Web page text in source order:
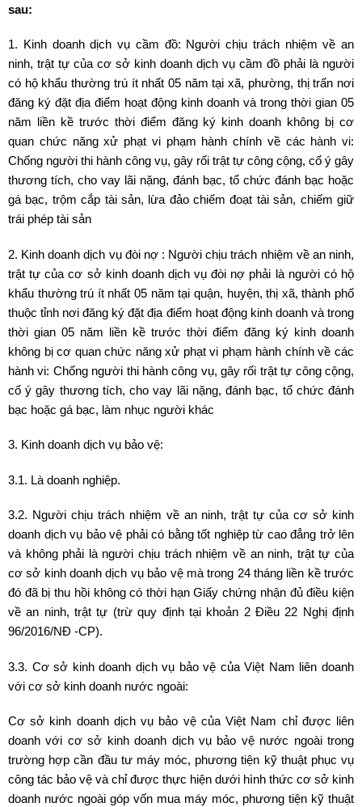
sau:
1. Kinh doanh dịch vụ cầm đồ: Người chịu trách nhiệm về an
ninh, trật tự của cơ sở kinh doanh dịch vụ cầm đồ phải là người
có hộ khẩu thường trú ít nhất 05 năm tại xã, phường, thị trấn nơi
đăng ký đặt địa điểm hoạt động kinh doanh và trong thời gian 05
năm liền kề trước thời điểm đăng ký kinh doanh không bị cơ
quan chức năng xử phạt vi phạm hành chính về các hành vi:
Chống người thi hành công vụ, gây rối trật tự công cộng, cố ý gây
thương tích, cho vay lãi nặng, đánh bạc, tổ chức đánh bạc hoặc
gá bạc, trộm cắp tài sản, lừa đảo chiếm đoạt tài sản, chiếm giữ
trái phép tài sản
2. Kinh doanh dịch vụ đòi nợ : Người chịu trách nhiệm về an ninh,
trật tự của cơ sở kinh doanh dịch vụ đòi nợ phải là người có hộ
khẩu thường trú ít nhất 05 năm tại quận, huyện, thị xã, thành phố
thuộc tỉnh nơi đăng ký đặt địa điểm hoạt động kinh doanh và trong
thời gian 05 năm liền kề trước thời điểm đăng ký kinh doanh
không bị cơ quan chức năng xử phạt vi phạm hành chính về các
hành vi: Chống người thi hành công vụ, gây rối trật tự công cộng,
cố ý gây thương tích, cho vay lãi nặng, đánh bạc, tổ chức đánh
bạc hoặc gá bạc, làm nhục người khác
3. Kinh doanh dịch vụ bảo vệ:
3.1. Là doanh nghiệp.
3.2. Người chịu trách nhiệm về an ninh, trật tự của cơ sở kinh
doanh dịch vụ bảo vệ phải có bằng tốt nghiệp từ cao đẳng trở lên
và không phải là người chịu trách nhiệm về an ninh, trật tự của
cơ sở kinh doanh dịch vụ bảo vệ mà trong 24 tháng liền kề trước
đó đã bị thu hồi không có thời hạn Giấy chứng nhận đủ điều kiện
về an ninh, trật tự (trừ quy định tại khoản 2 Điều 22 Nghị định
96/2016/NĐ -CP).
3.3. Cơ sở kinh doanh dịch vụ bảo vệ của Việt Nam liên doanh
với cơ sở kinh doanh nước ngoài:
Cơ sở kinh doanh dịch vụ bảo vệ của Việt Nam chỉ được liên
doanh với cơ sở kinh doanh dịch vụ bảo vệ nước ngoài trong
trường hợp cần đầu tư máy móc, phương tiện kỹ thuật phục vụ
công tác bảo vệ và chỉ được thực hiện dưới hình thức cơ sở kinh
doanh nước ngoài góp vốn mua máy móc, phương tiện kỹ thuật